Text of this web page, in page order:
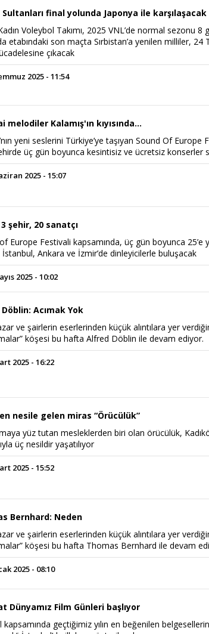
Sultanları final yolunda Japonya ile karşılaşacak
Voleybol Takımı, 2025 VNL’de normal sezonu 8
etabındaki son maçta Sırbistan’a yenilen milliler, 24
çıkacak
2025 - 11:54
melodiler Kalamış'ın kıyısında...
yeni seslerini Türkiye’ye taşıyan Sound Of
üç gün boyunca kesintisiz ve ücretsiz konserler
2025 - 15:07
şehir, 20 sanatçı
Europe Festivali kapsamında, üç gün boyunca 25’e
İstanbul, Ankara ve İzmir’de dinleyicilerle buluşacak
2025 - 10:02
Acımak Yok
ve şairlerin eserlerinden küçük alıntılara yer
köşesi bu hafta Alfred Döblin ile devam ediyor.
2025 - 16:22
nesile gelen miras “Örücülük”
yüz tutan mesleklerden biri olan örücülük,
üç nesildir yaşatılıyor
2025 - 15:52
Bernhard: Neden
ve şairlerin eserlerinden küçük alıntılara yer
köşesi bu hafta Thomas Bernhard ile devam
2025 - 08:10
Dünyamız Film Günleri başlıyor
kapsamında geçtiğimiz yılın en beğenilen